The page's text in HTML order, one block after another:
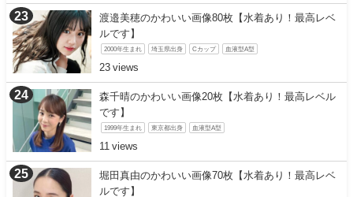
渡邉美穂のかわいい画像80枚【水着あり！最高レベ
ルです】
2000年生まれ 埼玉県出身 Cカップ 血液型A型
23
森千晴のかわいい画像20枚【水着あり！最高レベル
です】
1999年生まれ 東京都出身 血液型A型
11
堀田真由のかわいい画像70枚【水着あり！最高レベ
ルです】